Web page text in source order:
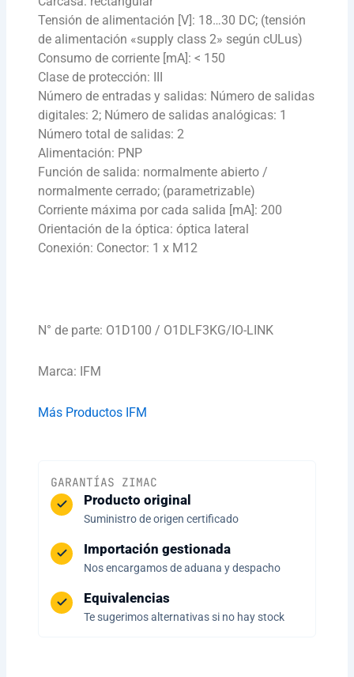
Tensión de alimentación [V]: 18…30 DC; (tensión
de alimentación «supply class 2» según cULus)
Consumo de corriente [mA]: < 150
Clase de protección: III
Número de entradas y salidas: Número de salidas
digitales: 2; Número de salidas analógicas: 1
Número total de salidas: 2
Alimentación: PNP
Función de salida: normalmente abierto /
normalmente cerrado; (parametrizable)
Corriente máxima por cada salida [mA]: 200
Orientación de la óptica: óptica lateral
Conexión: Conector: 1 x M12
N° de parte: O1D100 / O1DLF3KG/IO-LINK
Marca: IFM
Más Productos IFM
GARANTÍAS ZIMAC
Producto original
Suministro de origen certificado
Importación gestionada
Nos encargamos de aduana y despacho
Equivalencias
Te sugerimos alternativas si no hay stock